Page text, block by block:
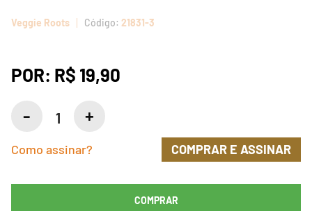
Veggie Roots 21831-3
POR: R$ 19,90
COMPRAR
Como assinar? COMPRAR E ASSINAR